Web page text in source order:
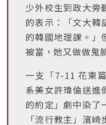
少外校生到政大旁
的表示：「文大韓
的韓國地理課。」
被當，她又做做鬼
一支「7-11 花東
系美女許瑋倫送進
的約定」劇中染了
「流行教主」濱